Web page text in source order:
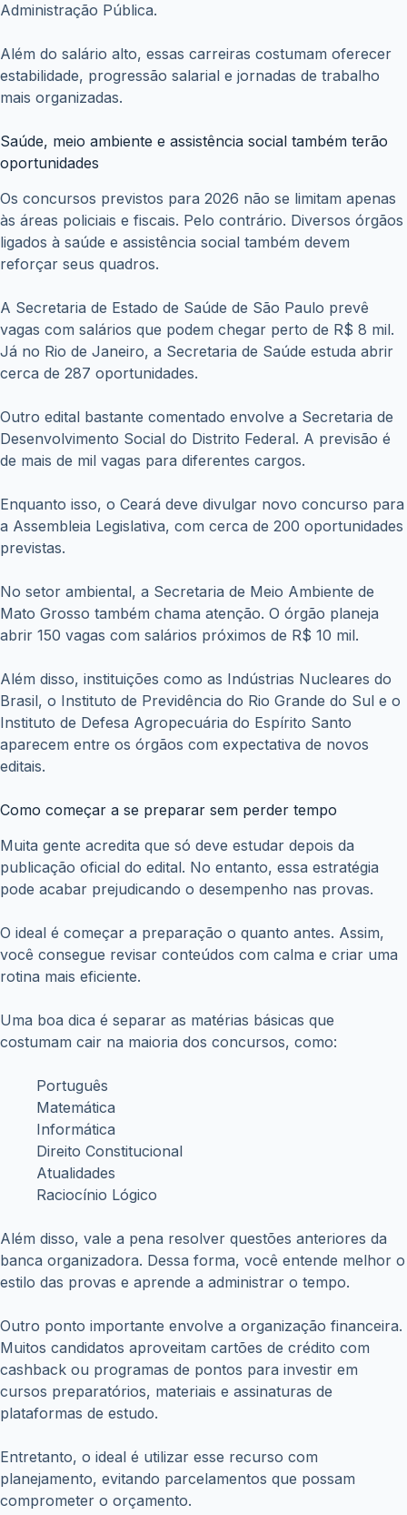
Administração Pública.
Além do salário alto, essas carreiras costumam oferecer
estabilidade, progressão salarial e jornadas de trabalho
mais organizadas.
Saúde, meio ambiente e assistência social também terão
oportunidades
Os concursos previstos para 2026 não se limitam apenas
às áreas policiais e fiscais. Pelo contrário. Diversos órgãos
ligados à saúde e assistência social também devem
reforçar seus quadros.
A Secretaria de Estado de Saúde de São Paulo prevê
vagas com salários que podem chegar perto de R$ 8 mil.
Já no Rio de Janeiro, a Secretaria de Saúde estuda abrir
cerca de 287 oportunidades.
Outro edital bastante comentado envolve a Secretaria de
Desenvolvimento Social do Distrito Federal. A previsão é
de mais de mil vagas para diferentes cargos.
Enquanto isso, o Ceará deve divulgar novo concurso para
a Assembleia Legislativa, com cerca de 200 oportunidades
previstas.
No setor ambiental, a Secretaria de Meio Ambiente de
Mato Grosso também chama atenção. O órgão planeja
abrir 150 vagas com salários próximos de R$ 10 mil.
Além disso, instituições como as Indústrias Nucleares do
Brasil, o Instituto de Previdência do Rio Grande do Sul e o
Instituto de Defesa Agropecuária do Espírito Santo
aparecem entre os órgãos com expectativa de novos
editais.
Como começar a se preparar sem perder tempo
Muita gente acredita que só deve estudar depois da
publicação oficial do edital. No entanto, essa estratégia
pode acabar prejudicando o desempenho nas provas.
O ideal é começar a preparação o quanto antes. Assim,
você consegue revisar conteúdos com calma e criar uma
rotina mais eficiente.
Uma boa dica é separar as matérias básicas que
costumam cair na maioria dos concursos, como:
Português
Matemática
Informática
Direito Constitucional
Atualidades
Raciocínio Lógico
Além disso, vale a pena resolver questões anteriores da
banca organizadora. Dessa forma, você entende melhor o
estilo das provas e aprende a administrar o tempo.
Outro ponto importante envolve a organização financeira.
Muitos candidatos aproveitam cartões de crédito com
cashback ou programas de pontos para investir em
cursos preparatórios, materiais e assinaturas de
plataformas de estudo.
Entretanto, o ideal é utilizar esse recurso com
planejamento, evitando parcelamentos que possam
comprometer o orçamento.